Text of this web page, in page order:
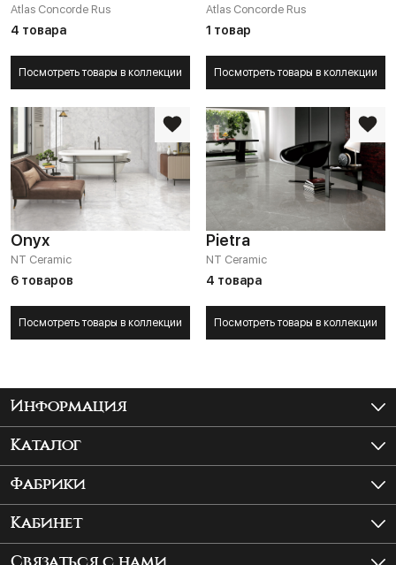
Atlas Concorde Rus
4 товара
Посмотреть товары в коллекции
Atlas Concorde Rus
1 товар
Посмотреть товары в коллекции
Onyx
NT Ceramic
6 товаров
Посмотреть товары в коллекции
Pietra
NT Ceramic
4 товара
Посмотреть товары в коллекции
Информация
Как купить?
Шоурум
Каталог
Керамогранит
Плитка для ванной
Фабрики
ITALON
Кабинет
Войти